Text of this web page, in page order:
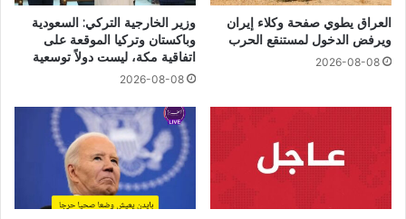
العراق يطوي صفحة وكلاء إيران
ويرفض الدخول لمستنقع الحرب
2026-08-08
وزير الخارجية التركي: السعودية
وباكستان وتركيا الموقعة على
اتفاقية مكة، ليست دولاً توسعية
2026-08-08